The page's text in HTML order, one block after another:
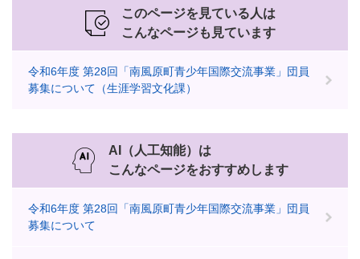
このページを見ている人は
こんなページも見ています
令和6年度 第28回「南風原町青少年国際交流事業」団員
募集について（生涯学習文化課）
AI（人工知能）は
こんなページをおすすめします
令和6年度 第28回「南風原町青少年国際交流事業」団員
募集について